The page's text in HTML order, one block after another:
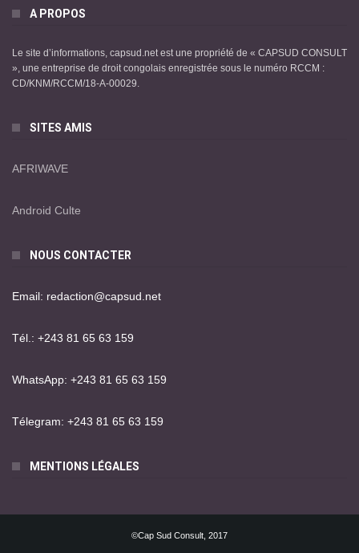
A PROPOS
Le site d’informations, capsud.net est une propriété de « CAPSUD CONSULT
», une entreprise de droit congolais enregistrée sous le numéro RCCM :
CD/KNM/RCCM/18-A-00029.
SITES AMIS
AFRIWAVE
Android Culte
NOUS CONTACTER
Email: redaction@capsud.net
Tél.: +243 81 65 63 159
WhatsApp: +243 81 65 63 159
Télegram: +243 81 65 63 159
MENTIONS LÉGALES
©Cap Sud Consult, 2017